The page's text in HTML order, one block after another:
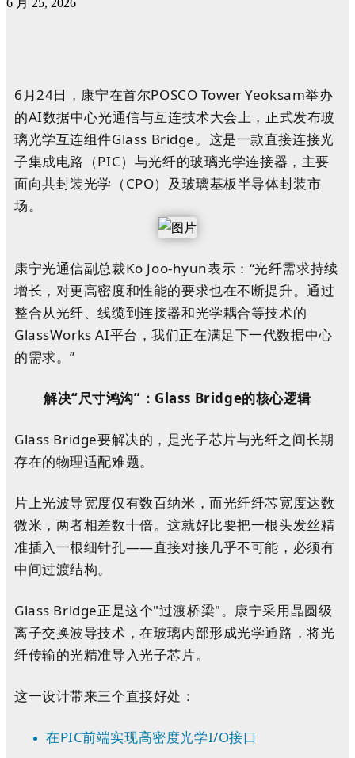
6 月 25, 2026
6月24日，康宁在首尔POSCO Tower Yeoksam举办
的AI数据中心光通信与互连技术大会上，正式发布玻
璃光学互连组件Glass Bridge。这是一款直接连接光
子集成电路（PIC）与光纤的玻璃光学连接器，主要
面向共封装光学（CPO）及玻璃基板半导体封装市
场。
康宁光通信副总裁Ko Joo-hyun表示：“光纤需求持续
增长，对更高密度和性能的要求也在不断提升。通过
整合从光纤、线缆到连接器和光学耦合等技术的
GlassWorks AI平台，我们正在满足下一代数据中心
的需求。”
解决“尺寸鸿沟”：Glass Bridge的核心逻辑
Glass Bridge要解决的，是光子芯片与光纤之间长期
存在的物理适配难题。
片上光波导宽度仅有数百纳米，而光纤纤芯宽度达数
微米，两者相差数十倍。这就好比要把一根头发丝精
准插入一根细针孔——直接对接几乎不可能，必须有
中间过渡结构。
Glass Bridge正是这个"过渡桥梁"。康宁采用晶圆级
离子交换波导技术，在玻璃内部形成光学通路，将光
纤传输的光精准导入光子芯片。
这一设计带来三个直接好处：
在PIC前端实现高密度光学I/O接口